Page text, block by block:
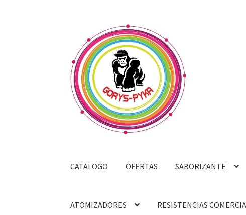
navegación
contenido
CATALOGO OFERTAS SABORIZANTE
ATOMIZADORES RESISTENCIAS